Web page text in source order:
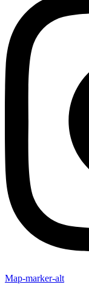
Map-marker-alt